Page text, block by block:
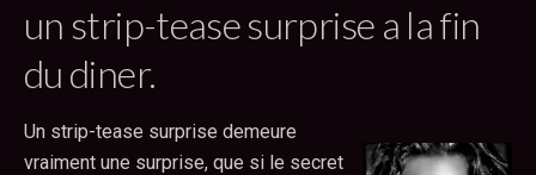
un strip-tease surprise a la fin
du diner.
Un strip-tease surprise demeure
vraiment une surprise, que si le secret